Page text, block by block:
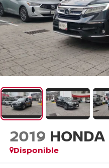
2019 HONDA
Disponible